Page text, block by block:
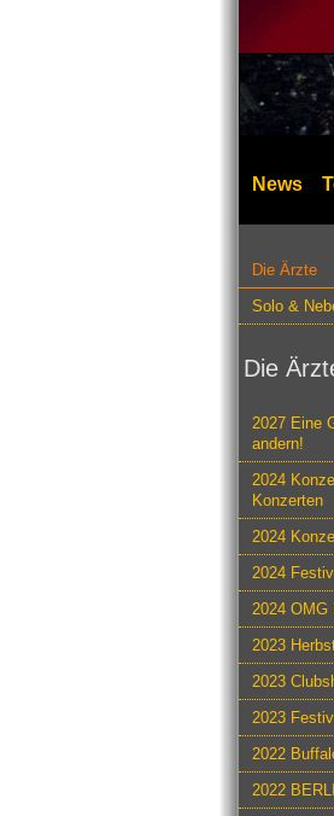
News
Die Ärzte
Solo &
Die
2027 Eine
andern!
2024
Konzerten
2024
2024
2024 OMG
2023
2023
2023
2022
2022